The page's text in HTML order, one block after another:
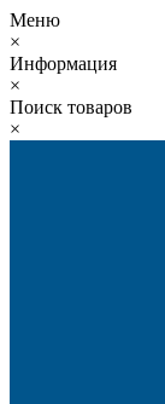
Меню
×
Информация
×
Поиск товаров
×